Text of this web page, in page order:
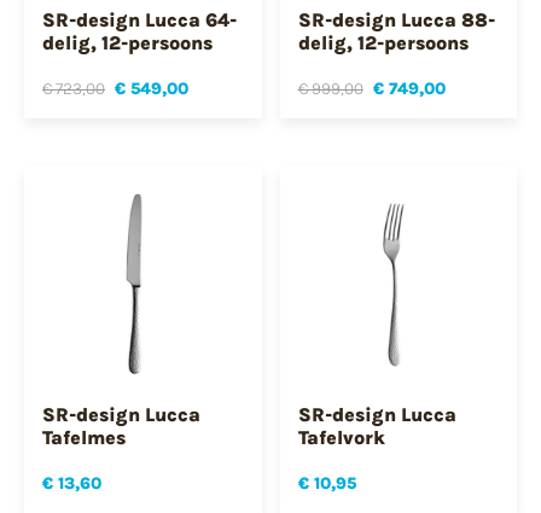
SR-design Lucca 64-
delig, 12-persoons
€ 723,00 € 549,00
SR-design Lucca 88-
delig, 12-persoons
€ 999,00 € 749,00
SR-design Lucca
Tafelmes
€ 13,60
SR-design Lucca
Tafelvork
€ 10,95